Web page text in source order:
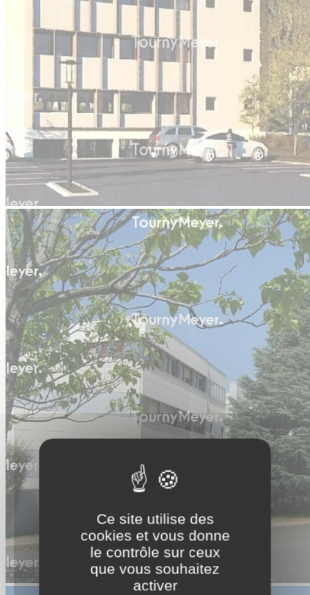
Ce site utilise des
cookies et vous donne
le contrôle sur ceux
que vous souhaitez
activer